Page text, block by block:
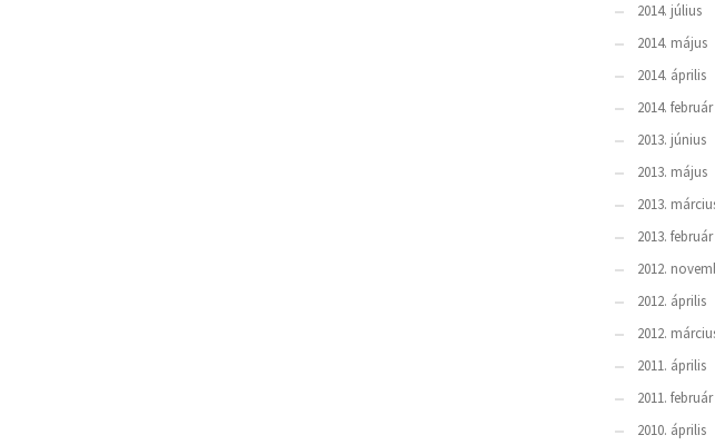
2014. július
2014. május
2014. április
2014. február
2013. június
2013. május
2013.
2013. február
2012.
2012. április
2012.
2011. április
2011. február
2010. április